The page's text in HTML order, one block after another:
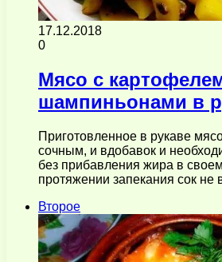
17.12.2018
0
Мясо с
шампиньонами в
Приготовленное в рукаве
сочным, и вдобавок и
без прибавления жира в
протяжении запекания сок не
Второе